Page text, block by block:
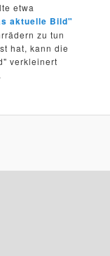
etwa
aktuelle Bild"
zu tun
hat, kann die
verkleinert